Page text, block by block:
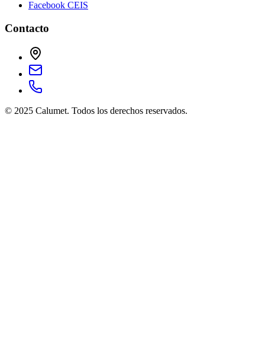
Facebook CEIS
Contacto
© 2025 Calumet. Todos los derechos reservados.